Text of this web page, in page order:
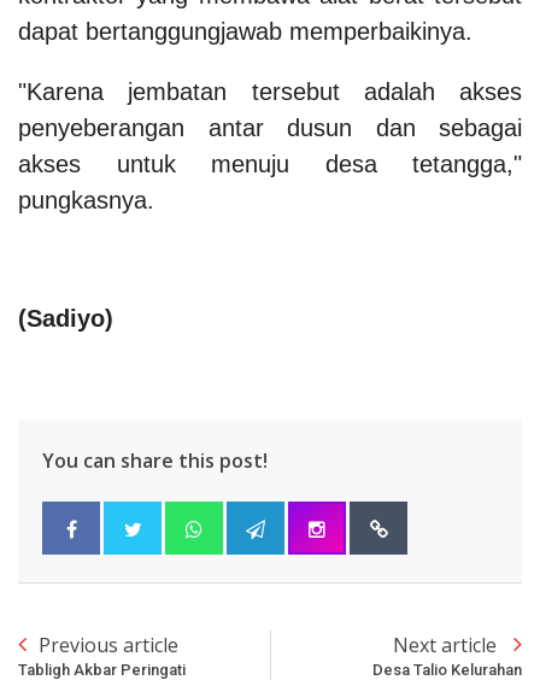
dapat bertanggungjawab memperbaikinya.
"Karena jembatan tersebut adalah akses
penyeberangan antar dusun dan sebagai
akses untuk menuju desa tetangga,"
pungkasnya.
(Sadiyo)
You can share this post!
Previous article
Tabligh Akbar Peringati
Next article
Desa Talio Kelurahan